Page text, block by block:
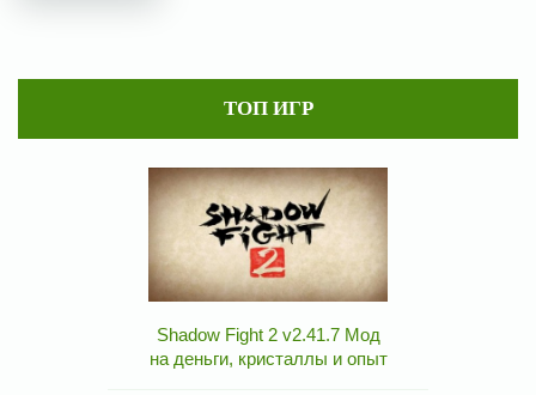
ТОП ИГР
Shadow Fight 2 v2.41.7 Мод
на деньги, кристаллы и опыт